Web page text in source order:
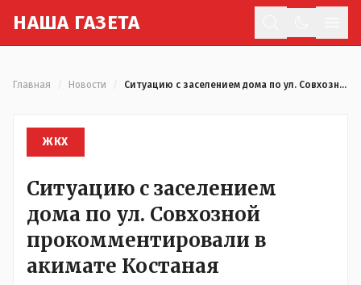
НАША ГАЗЕТА
Главная Новости Ситуацию с заселением дома по ул. Совхозной прокомментировали в акимате Костаная
ЖКХ
Ситуацию с заселением
дома по ул. Совхозной
прокомментировали в
акимате Костаная